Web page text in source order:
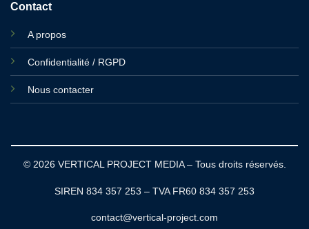
Contact
A propos
Confidentialité / RGPD
Nous contacter
© 2026 VERTICAL PROJECT MEDIA – Tous droits réservés.
SIREN 834 357 253 – TVA FR60 834 357 253
contact@vertical-project.com